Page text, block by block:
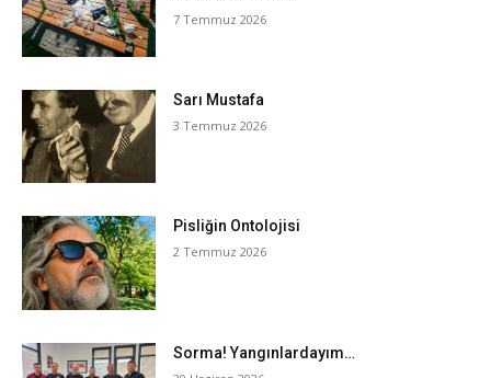
7 Temmuz 2026
Sarı Mustafa
3 Temmuz 2026
Pisliğin Ontolojisi
2 Temmuz 2026
Sorma! Yangınlardayım…